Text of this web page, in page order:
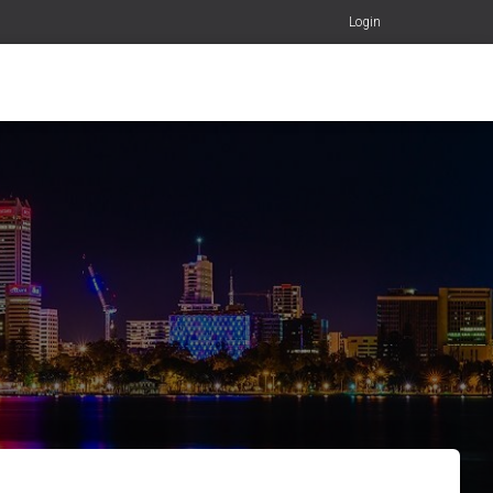
Login